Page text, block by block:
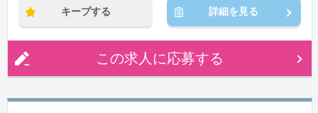
キープする 詳細を見る
この求人に応募する